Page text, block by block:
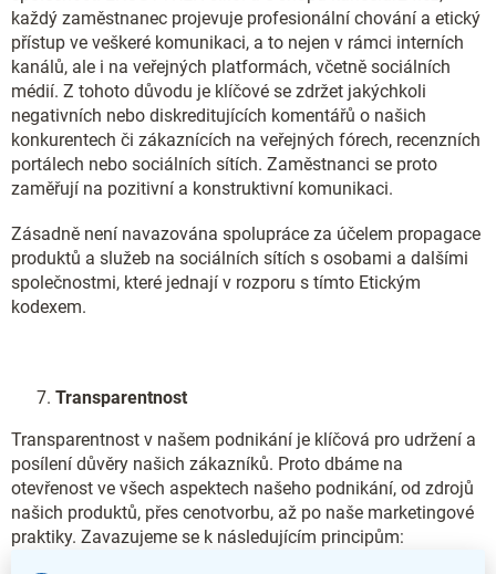
každý zaměstnanec projevuje profesionální chování a etický
přístup ve veškeré komunikaci, a to nejen v rámci interních
kanálů, ale i na veřejných platformách, včetně sociálních
médií. Z tohoto důvodu je klíčové se zdržet jakýchkoli
negativních nebo diskreditujících komentářů o našich
konkurentech či zákaznících na veřejných fórech, recenzních
portálech nebo sociálních sítích. Zaměstnanci se proto
zaměřují na pozitivní a konstruktivní komunikaci.
Zásadně není navazována spolupráce za účelem propagace
produktů a služeb na sociálních sítích s osobami a dalšími
společnostmi, které jednají v rozporu s tímto Etickým
kodexem.
Transparentnost
Transparentnost v našem podnikání je klíčová pro udržení a
posílení důvěry našich zákazníků. Proto dbáme na
otevřenost ve všech aspektech našeho podnikání, od zdrojů
našich produktů, přes cenotvorbu, až po naše marketingové
praktiky. Zavazujeme se k následujícím principům: